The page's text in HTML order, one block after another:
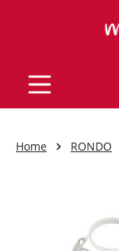
Home RONDO